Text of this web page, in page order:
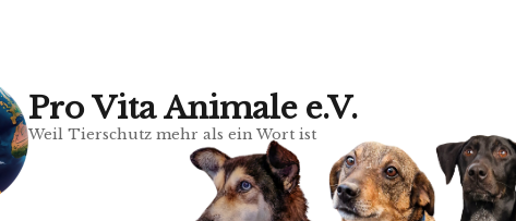
Pro Vita Animale e.V.
Weil Tierschutz mehr als ein Wort ist